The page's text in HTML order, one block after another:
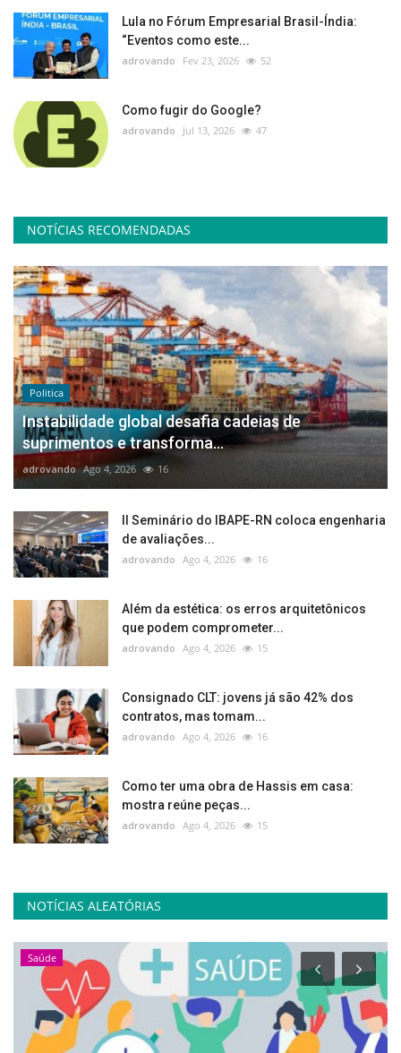
Lula no Fórum Empresarial Brasil-Índia:
“Eventos como este...
adrovando Fev 23, 2026 52
Como fugir do Google?
adrovando Jul 13, 2026 47
NOTÍCIAS RECOMENDADAS
Politica
Instabilidade global desafia cadeias de
suprimentos e transforma...
adrovando Ago 4, 2026 16
II Seminário do IBAPE-RN coloca engenharia
de avaliações...
adrovando Ago 4, 2026 16
Além da estética: os erros arquitetônicos
que podem comprometer...
adrovando Ago 4, 2026 15
Consignado CLT: jovens já são 42% dos
contratos, mas tomam...
adrovando Ago 4, 2026 16
Como ter uma obra de Hassis em casa:
mostra reúne peças...
adrovando Ago 4, 2026 15
NOTÍCIAS ALEATÓRIAS
Saúde